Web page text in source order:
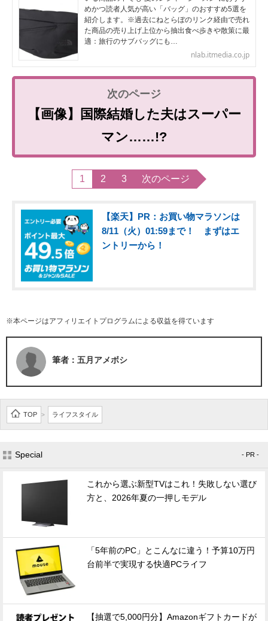
めかつ読者人気が高い「バッグ」のおすすめ5選を
紹介します。※過去にねとらぼのリンク経由で売れ
た商品の売り上げ上位から抽出食べ歩きや散策に最
適：旅行のサブバッグにも…
nlab.itmedia.co.jp
【画像】国際結婚した夫はスーパー
マン……!?
1 2 3 次のページ
【楽天】PR：お買い物マラソンは
8/11（火）01:59まで！ まずはエ
ントリーから！
※本ページはアフィリエイトプログラムによる収益を得ています
筆者：五月アメボシ
TOP > ライフスタイル
Special - PR -
これから選ぶ新型TVはこれ！失敗しない選び
方と、2026年夏の一押しモデル
「5年前のPC」とこんなに違う！予算10万円
台前半で実現する快適PCライフ
【抽選で5,000円分】Amazonギフトカードが